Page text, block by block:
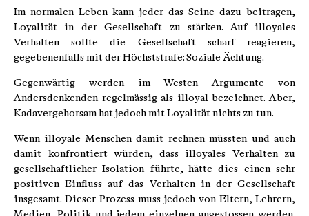
Im normalen Leben kann jeder das Seine dazu beitragen,
Loyalität in der Gesellschaft zu stärken. Auf illoyales
Verhalten sollte die Gesellschaft scharf reagieren,
gegebenenfalls mit der Höchststrafe: Soziale Ächtung.
Gegenwärtig werden im Westen Argumente von
Andersdenkenden regelmässig als illoyal bezeichnet. Aber,
Kadavergehorsam hat jedoch mit Loyalität nichts zu tun.
Wenn illoyale Menschen damit rechnen müssten und auch
damit konfrontiert würden, dass illoyales Verhalten zu
gesellschaftlicher Isolation führte, hätte dies einen sehr
positiven Einfluss auf das Verhalten in der Gesellschaft
insgesamt. Dieser Prozess muss jedoch von Eltern, Lehrern,